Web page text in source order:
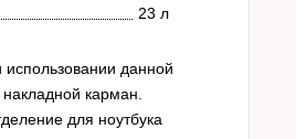
23 л
данной
карман.
для ноутбука